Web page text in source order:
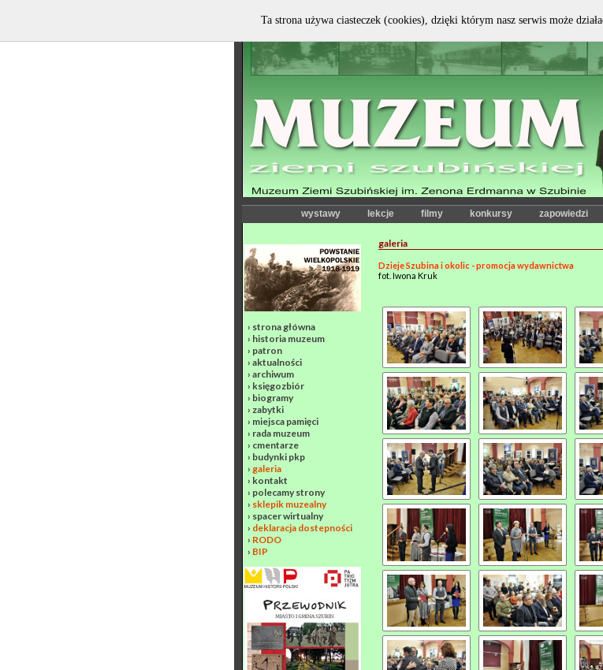
kontrast: czcionka:
wystawy lekcje filmy konkursy zapowiedzi
› strona główna
› historia muzeum
› patron
› aktualności
› archiwum
› księgozbiór
› biogramy
› zabytki
› miejsca pamięci
› rada muzeum
› cmentarze
› budynki pkp
› galeria
› kontakt
› polecamy strony
› sklepik muzealny
› spacer wirtualny
› deklaracja dostepności
› RODO
› BIP
galeria
Dzieje Szubina i okolic - promocja wydawnictwa
fot. Iwona Kruk
Ta strona używa ciasteczek (cookies), dzięki którym nasz serwis może